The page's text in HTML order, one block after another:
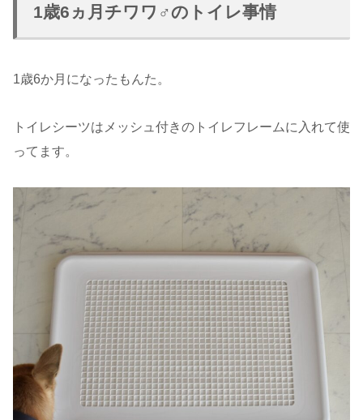
1歳6ヵ月チワワ♂のトイレ事情
1歳6か月になったもんた。
トイレシーツはメッシュ付きのトイレフレームに入れて使
ってます。